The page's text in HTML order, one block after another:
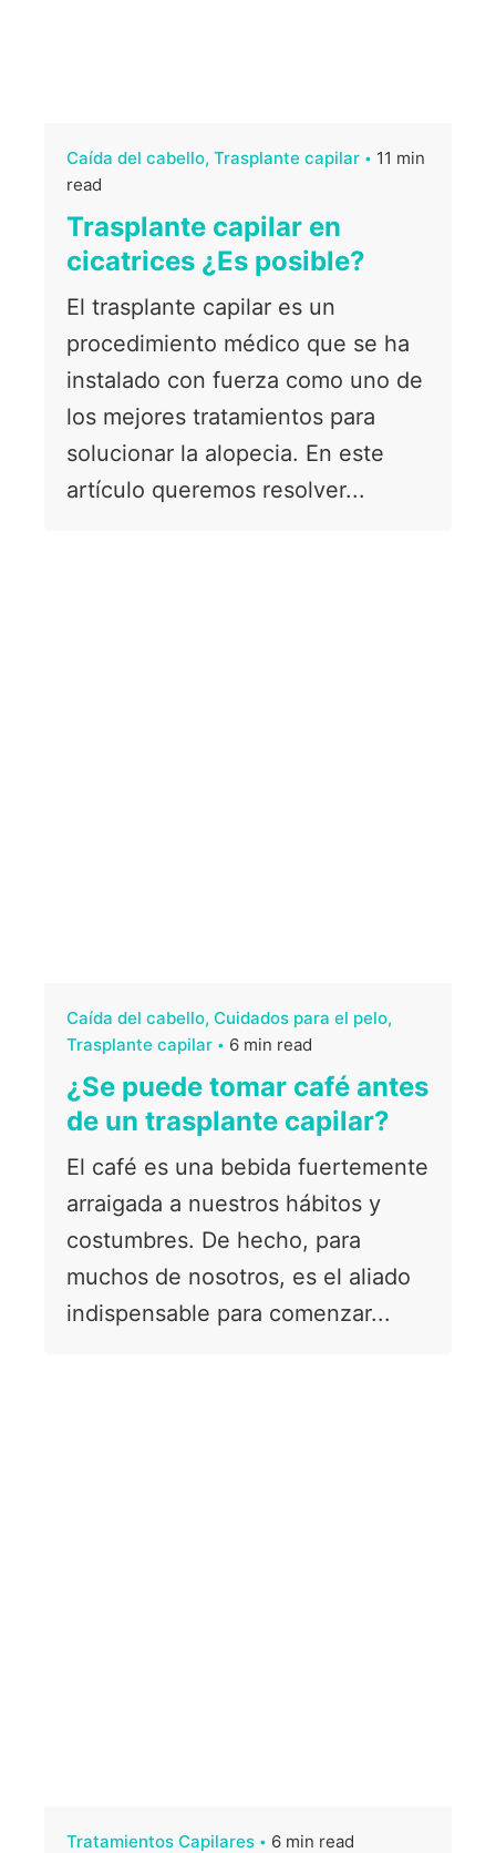
Caída del cabello Trasplante capilar
11 min
read
Trasplante capilar en
cicatrices ¿Es posible?
El trasplante capilar es un
procedimiento médico que se ha
instalado con fuerza como uno de
los mejores tratamientos para
solucionar la alopecia. En este
artículo queremos resolver...
Caída del cabello Cuidados para el pelo
Trasplante capilar
6 min read
¿Se puede tomar café antes
de un trasplante capilar?
El café es una bebida fuertemente
arraigada a nuestros hábitos y
costumbres. De hecho, para
muchos de nosotros, es el aliado
indispensable para comenzar...
Tratamientos Capilares 6 min read